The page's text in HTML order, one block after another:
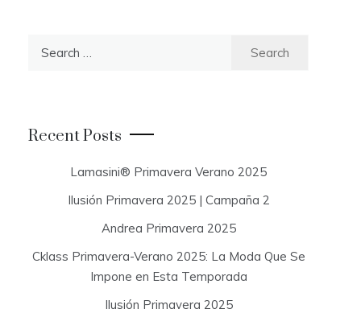
r
:
Recent Posts
Lamasini® Primavera Verano 2025
Ilusión Primavera 2025 | Campaña 2
Andrea Primavera 2025
Cklass Primavera-Verano 2025: La Moda Que Se
Impone en Esta Temporada
Ilusión Primavera 2025